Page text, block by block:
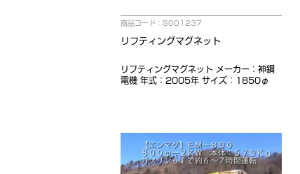
商品コード：S001237
リフティングマグネット
リフティングマグネット メーカー：神鋼
電機 年式：2005年 サイズ：1850φ